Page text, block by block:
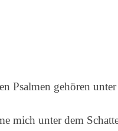
Psalmen gehören
mich unter dem